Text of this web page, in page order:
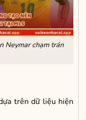
Neymar chạm trán
trên dữ liệu hiện